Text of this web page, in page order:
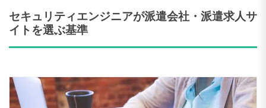
セキュリティエンジニアが派遣会社・派遣求人サ
イトを選ぶ基準